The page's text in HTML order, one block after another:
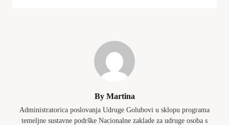
By Martina
Administratorica poslovanja Udruge Golubovi u sklopu programa
temeljne sustavne podrške Nacionalne zaklade za udruge osoba s